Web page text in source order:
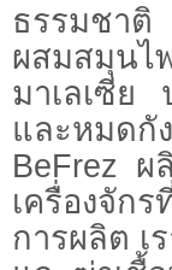
ธรรมชาติ
ผสมสมุนไ
มาเลเซีย
และหมด
BeFrez ผ
เครื่องจัก
การผลิต เ